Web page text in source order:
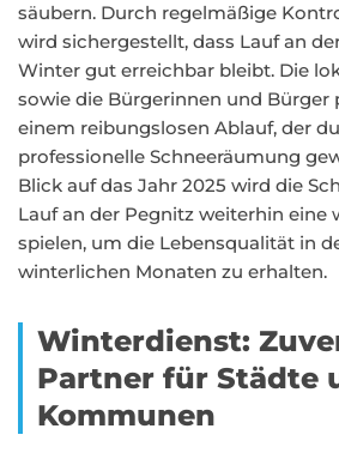
säubern. Durch regelmäßige
wird sichergestellt, dass Lauf an
Winter gut erreichbar bleibt. Die
sowie die Bürgerinnen und Bürger
einem reibungslosen Ablauf, der
professionelle Schneeräumung
Blick auf das Jahr 2025 wird die
Lauf an der Pegnitz weiterhin eine
spielen, um die Lebensqualität in
winterlichen Monaten zu erhalten.
Winterdienst:
Partner für Städte
Kommunen